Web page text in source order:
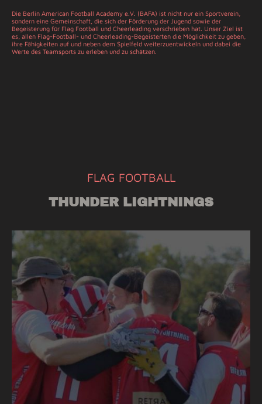
Die Berlin American Football Academy e.V. (BAFA) ist nicht nur ein Sportverein,
sondern eine Gemeinschaft, die sich der Förderung der Jugend sowie der
Begeisterung für Flag Football und Cheerleading verschrieben hat. Unser Ziel ist
es, allen Flag-Football- und Cheerleading-Begeisterten die Möglichkeit zu geben,
ihre Fähigkeiten auf und neben dem Spielfeld weiterzuentwickeln und dabei die
Werte des Teamsports zu erleben und zu schätzen.
FLAG FOOTBALL
THUNDER LIGHTNINGS